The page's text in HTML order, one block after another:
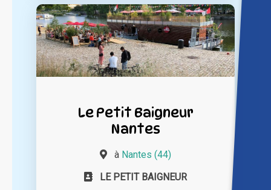
Le Petit Baigneur
Nantes
à Nantes (44)
LE PETIT BAIGNEUR